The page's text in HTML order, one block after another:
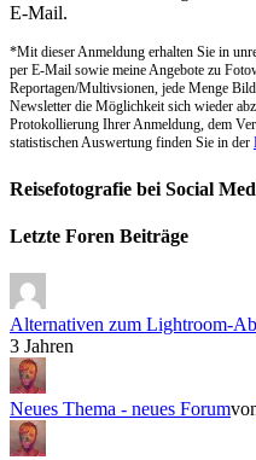
E-Mail.
*Mit dieser Anmeldung erhalten Sie in
per E-Mail sowie meine Angebote zu
Reportagen/Multivsionen, jede Menge
Newsletter die Möglichkeit sich wieder
Protokollierung Ihrer Anmeldung, dem
statistischen Auswertung finden Sie in der
Reisefotografie bei Social
Facebook
Instagram
Letzte Foren Beiträge
Alternativen zum Lightroom-
3 Jahren
Neues Thema - neues Forum